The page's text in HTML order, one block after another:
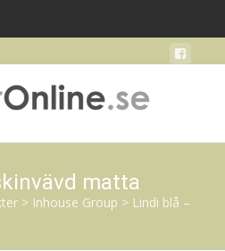
matta
> Inhouse Group > Lindi blå –